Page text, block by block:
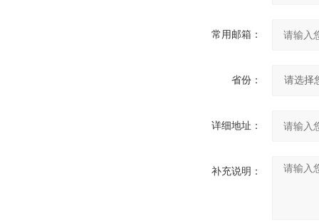
常用邮箱：
省份：
详细地址：
补充说明：